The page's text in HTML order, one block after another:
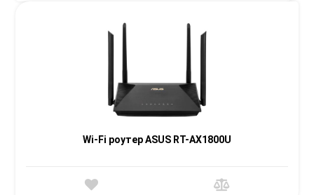
Wi-Fi роутер ASUS RT-AX1800U